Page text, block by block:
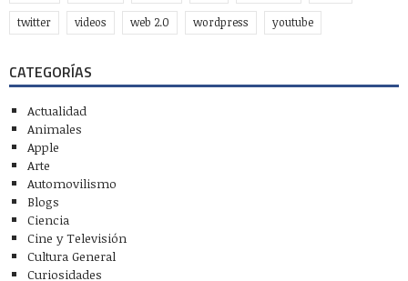
twitter videos web 2.0 wordpress youtube
CATEGORÍAS
Actualidad
Animales
Apple
Arte
Automovilismo
Blogs
Ciencia
Cine y Televisión
Cultura General
Curiosidades